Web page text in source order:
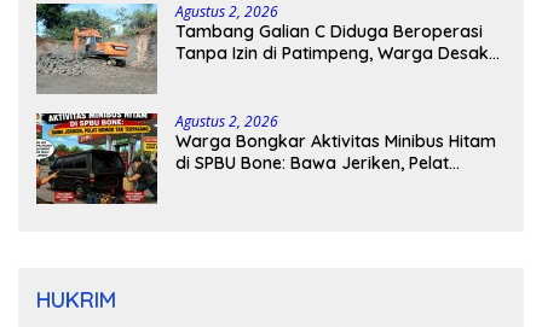
Agustus 2, 2026
Tambang Galian C Diduga Beroperasi
Tanpa Izin di Patimpeng, Warga Desak
Agustus 2, 2026
Warga Bongkar Aktivitas Minibus Hitam
di SPBU Bone: Bawa Jeriken, Pelat
HUKRIM